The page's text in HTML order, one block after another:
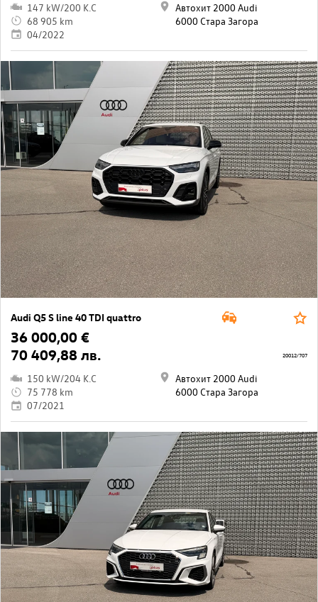
147 kW/200 K.C
68 905 km
04/2022
Автохит 2000 Audi
6000 Стара Загора
Audi Q5 S line 40 TDI quattro
36 000,00 €
70 409,88 лв.
150 kW/204 K.C
75 778 km
07/2021
Автохит 2000 Audi
6000 Стара Загора
20012/707